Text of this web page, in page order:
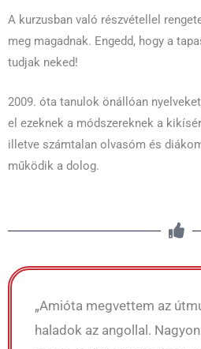
A kurzusban való részvétellel
meg magadnak. Engedd, hogy a
tudjak neked!
2009. óta tanulok önállóan
el ezeknek a módszereknek a
illetve számtalan olvasóm és
működik a dolog.
„Amióta megvettem az
haladok az angollal.